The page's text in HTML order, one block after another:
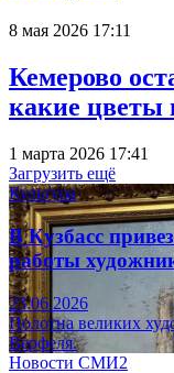
8 мая 2026 17:11
Кемерово
какие цветы
1 марта 2026 17:41
Загрузить ещё
Культура
В Кузбасс
работы
23.06.2026
Полотна великих
Верфеля.
Новости СМИ2